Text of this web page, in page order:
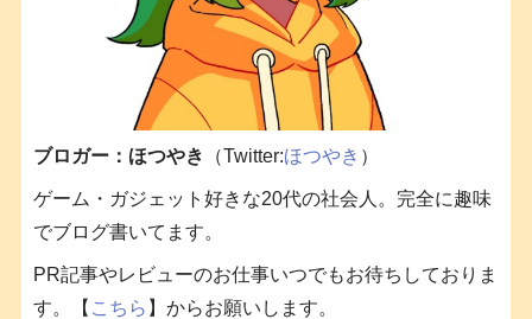
ブロガー：ほつやき （Twitter:ほつやき ）
ゲーム・ガジェット好きな20代の社会人。完全に趣味
でブログ書いてます。
PR記事やレビューのお仕事いつでもお待ちしておりま
す。【 こちら 】からお願いします。